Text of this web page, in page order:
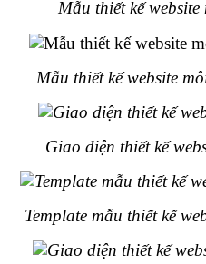
Mẫu thiết kế
Mẫu thiết kế website
Giao diện thiết kế
Template mẫu thiết kế